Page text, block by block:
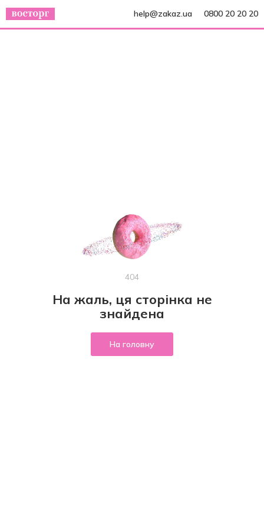
help@zakaz.ua 0800 20 20 20
404
На жаль, ця сторінка не
знайдена
На головну